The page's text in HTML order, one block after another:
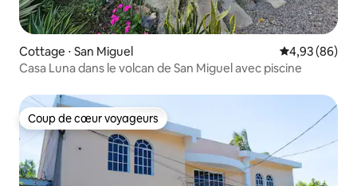
Cottage ⋅ San Miguel Évaluation
4,93 (86)
Casa Luna dans le volcan de San Miguel avec piscine
Coup de cœur voyageurs
Coup de cœur voyageurs